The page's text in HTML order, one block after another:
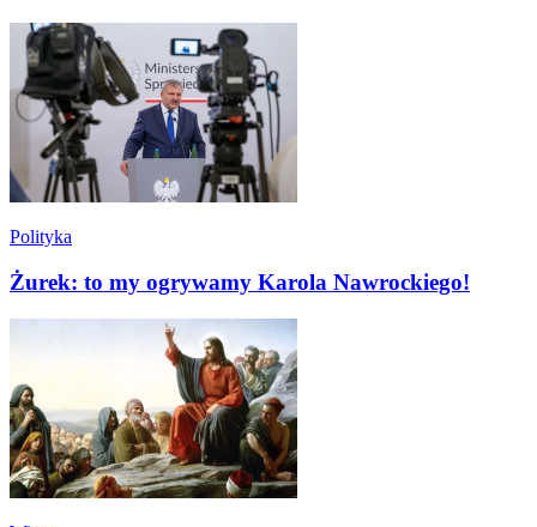
Polityka
Żurek: to my ogrywamy Karola Nawrockiego!